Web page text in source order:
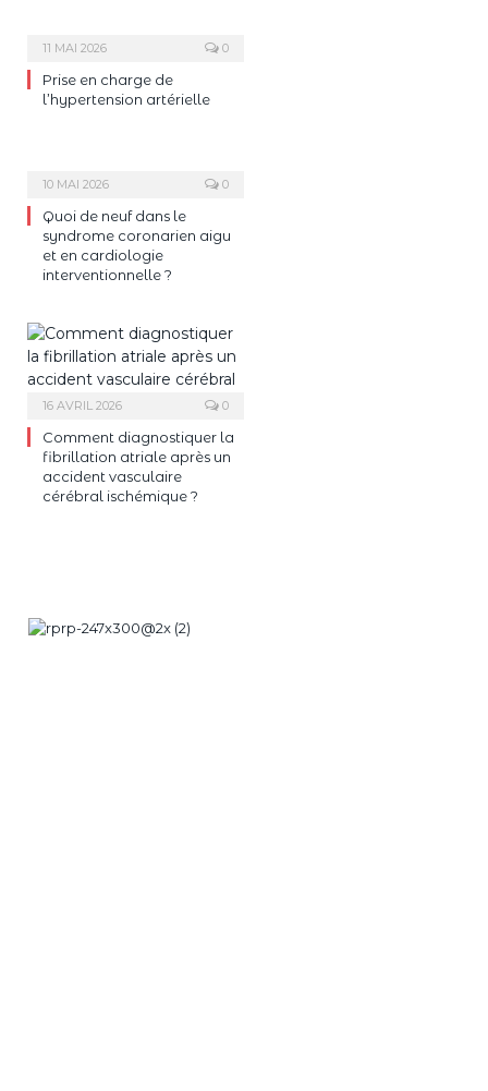
11 MAI 2026 0
Prise en charge de
l’hypertension artérielle
10 MAI 2026 0
Quoi de neuf dans le
syndrome coronarien aigu
et en cardiologie
interventionnelle ?
16 AVRIL 2026 0
Comment diagnostiquer la
fibrillation atriale après un
accident vasculaire
cérébral ischémique ?